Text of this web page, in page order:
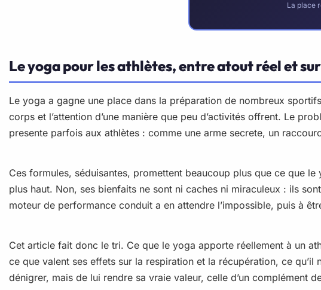
La place
Le yoga pour les athlètes, entre atout réel et
Le yoga a gagne une place dans la préparation de nombreux
corps et l’attention d’une manière que peu d’activités offrent. Le
presente parfois aux athlètes : comme une arme secrete, un
Ces formules, séduisantes, promettent beaucoup plus que ce que
plus haut. Non, ses bienfaits ne sont ni caches ni miraculeux : ils
moteur de performance conduit a en attendre l’impossible, puis à
Cet article fait donc le tri. Ce que le yoga apporte réellement à un
ce que valent ses effets sur la respiration et la récupération, ce qu’il
dénigrer, mais de lui rendre sa vraie valeur, celle d’un complément